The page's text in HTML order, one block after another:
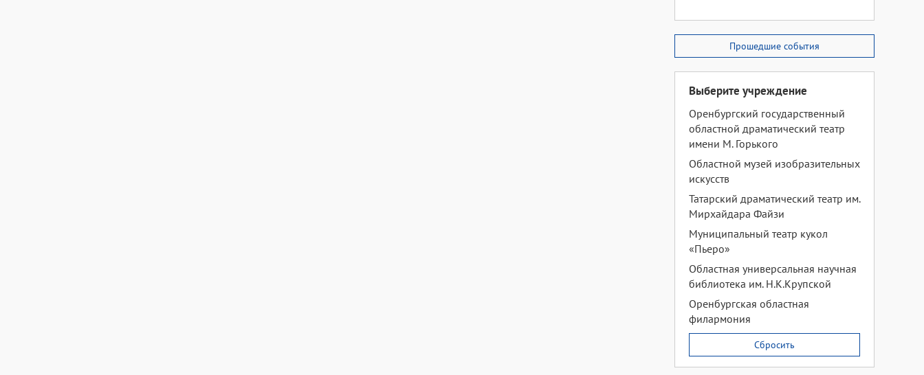
Прошедшие события
Выберите учреждение
Оренбургский государственный
областной драматический театр
имени М. Горького
Областной музей изобразительных
искусств
Татарский драматический театр им.
Мирхайдара Файзи
Муниципальный театр кукол
«Пьеро»
Областная универсальная научная
библиотека им. Н.К.Крупской
Оренбургская областная
филармония
Сбросить